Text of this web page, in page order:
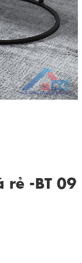
rẻ -BT 09